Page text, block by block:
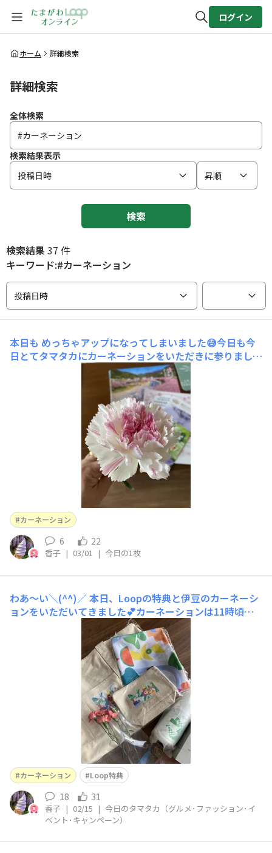
全体検索
ログイン
ホーム 詳細検索
詳細検索
全体検索
検索結果表示
投稿日時
昇順
検索
検索結果37 件
キーワード:#カーネーション
投稿日時
本日も めっちゃアップになってしまいました😅今日も今
日とてタマタカにカーネーションをいただきに参りまし
た。今日、観光大使の着物のお嬢さんからいただいたのは
白にピンクのグラデの🩷 なんで可愛いんでしょ💕 あり
カーネーション
6 22
香子 | 03/01 | 今日の1枚
わあ〜い＼(^^)／本日、Loopの特典と伊豆のカーネーシ
ョンをいただいてきました💕カーネーションは11時頃い
ただいて、その時はまだまだあったんですが、家人が11:3
0頃行ったら終了だったそうです。まあ、また来週も配布
されるそうですからね😉✨ 特典もいつもこんなにたくさ
ん…ありがとうございます。罰当たりかもし
カーネーション Loop特典
18 31
香子 | 02/15 | 今日のタマタカ（グルメ･ファッション･イ
ベント･キャンペーン）